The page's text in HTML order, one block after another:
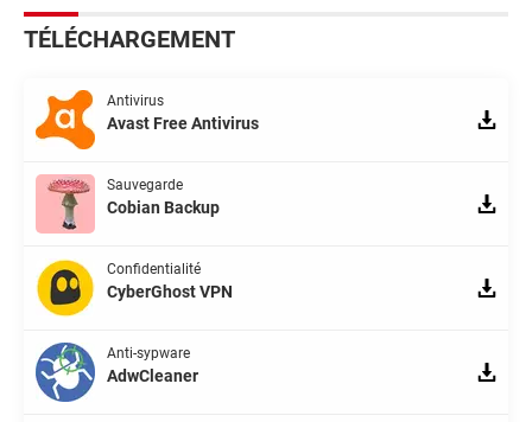
TÉLÉCHARGEMENT
Antivirus
Avast Free Antivirus
Sauvegarde
Cobian Backup
Confidentialité
CyberGhost VPN
Anti-sypware
AdwCleaner